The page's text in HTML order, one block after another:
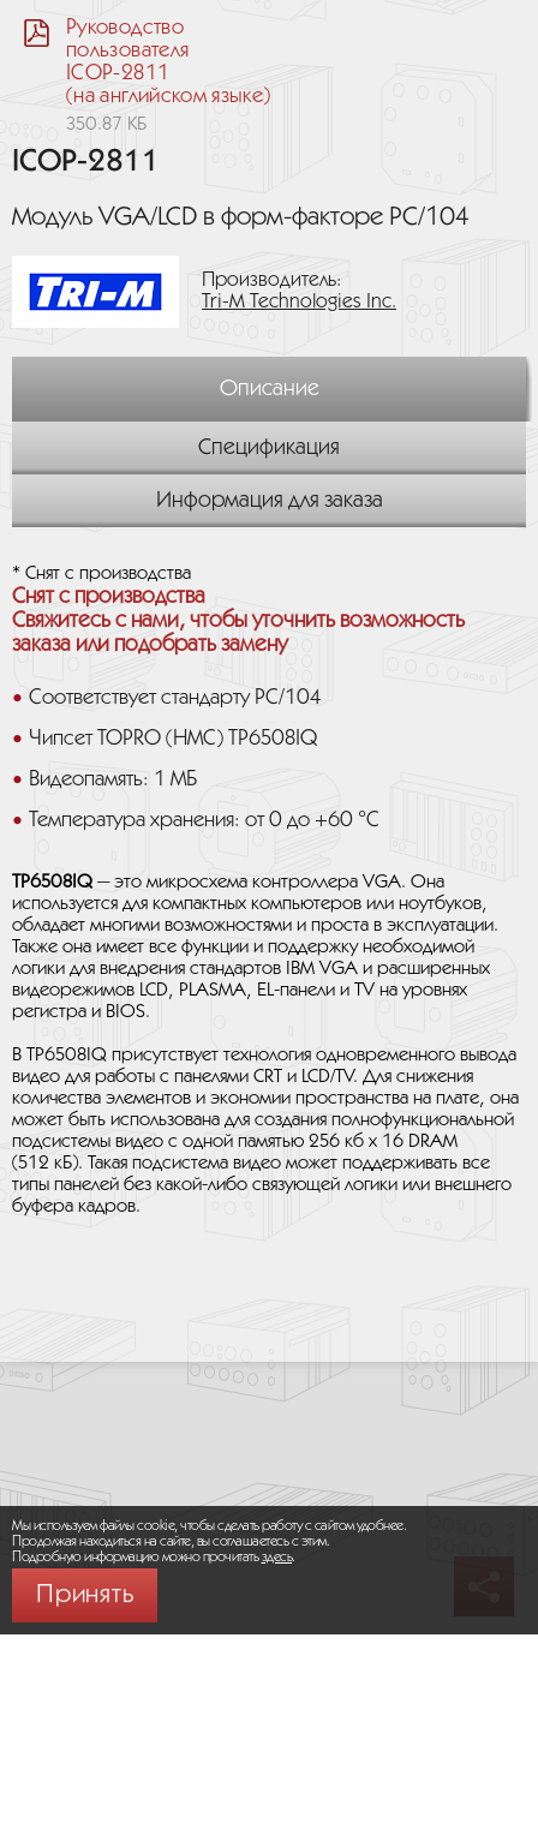
Руководство
пользователя
ICOP-2811
(на английском языке)
350.87 КБ
ICOP-2811
Модуль VGA/LCD в форм-факторе PC/104
Производитель:
Tri-M Technologies Inc.
Описание
Спецификация
Информация для заказа
* Снят с производства
Снят с производства
Свяжитесь с нами, чтобы уточнить возможность
заказа или подобрать замену
Соответствует стандарту PC/104
Чипсет TOPRO (HMC) TP6508IQ
Видеопамять: 1 МБ
Температура хранения: от 0 до +60 °C
TP6508IQ— это микросхема контроллера VGA. Она
используется для компактных компьютеров или ноутбуков,
обладает многими возможностями и проста в эксплуатации.
Также она имеет все функции и поддержку необходимой
логики для внедрения стандартов IBM VGA и расширенных
видеорежимов LCD, PLASMA, EL-панели и TV на уровнях
регистра и BIOS.
В TP6508IQ присутствует технология одновременного вывода
видео для работы с панелями CRT и LCD/TV. Для снижения
количества элементов и экономии пространства на плате, она
может быть использована для создания полнофункциональной
подсистемы видео с одной памятью 256 кб x 16 DRAM
(512 кБ). Такая подсистема видео может поддерживать все
типы панелей без какой-либо связующей логики или внешнего
буфера кадров.
Мы используем файлы cookie, чтобы сделать работу с сайтом удобнее.
Продолжая находиться на сайте, вы соглашаетесь с этим.
Подробную информацию можно прочитатьздесь.
Принять